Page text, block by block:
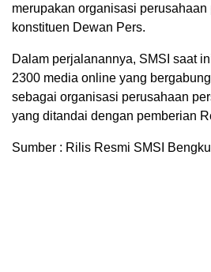
merupakan organisasi
konstituen Dewan Pers.
Dalam perjalanannya, SMSI saat
2300 media online yang
sebagai organisasi perusahaan
yang ditandai dengan pemberian
Sumber : Rilis Resmi SMSI